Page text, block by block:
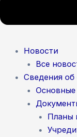
Новости
Все
Сведения об
Основные
Планы